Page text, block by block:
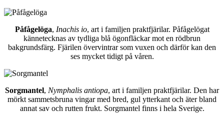
Påfågelöga, Inachis io, art i familjen praktfjärilar. Påfågelögat
kännetecknas av tydliga blå ögonfläckar mot en rödbrun
bakgrundsfärg. Fjärilen övervintrar som vuxen och därför kan den
ses mycket tidigt på våren.
Sorgmantel, Nymphalis antiopa, art i familjen praktfjärilar. Den har
mörkt sammetsbruna vingar med bred, gul ytterkant och äter bland
annat sav och rutten frukt. Sorgmantel finns i hela Sverige.